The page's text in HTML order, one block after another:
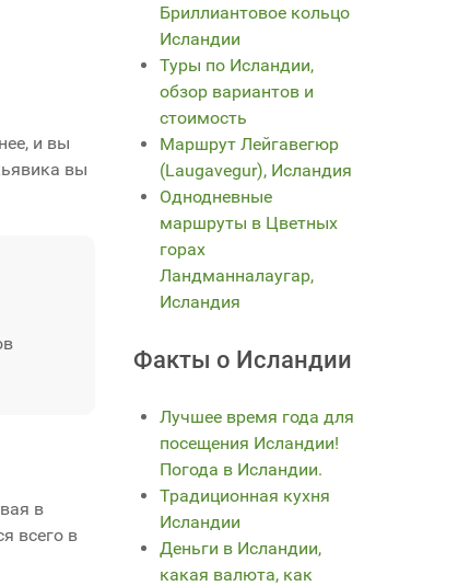
и вы
вы
в
всего в
Бриллиантовое кольцо
Исландии
Туры по Исландии,
обзор вариантов и
стоимость
Маршрут Лейгавегюр
(Laugavegur), Исландия
Однодневные
маршруты в Цветных
горах
Ландманналаугар,
Исландия
Факты о Исландии
Лучшее время года для
посещения Исландии!
Погода в Исландии.
Традиционная кухня
Исландии
Деньги в Исландии,
какая валюта, как